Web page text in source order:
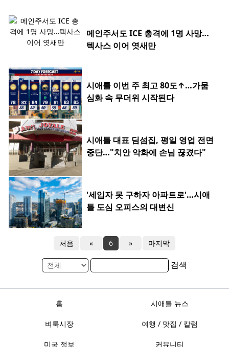
메인주서도 ICE 총격에 1명 사망…
텍사스 이어 엿새만
시애틀 이번 주 최고 80도↑…가뭄
심화 속 무더위 시작된다
시애틀 대표 딤섬집, 평일 영업 전면
중단…"치안 악화에 손님 끊겼다"
'세입자 못 구하자 아파트로'…시애
틀 도심 오피스의 대변신
처음 « 6 » 마지막
검색
홈 시애틀 뉴스
벼룩시장 여행 / 맛집 / 칼럼
미국 정보 커뮤니티